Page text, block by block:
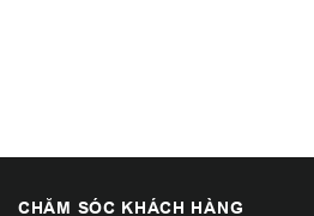
CHĂM SÓC KHÁCH HÀNG